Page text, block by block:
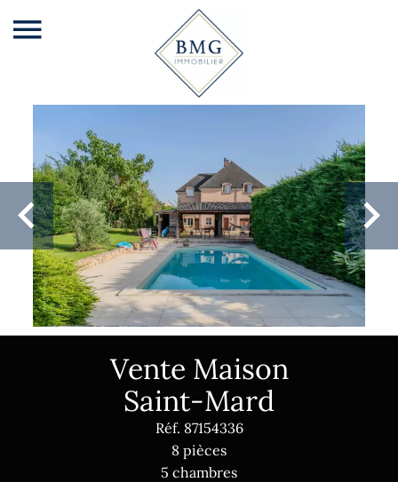
Vente Maison
Saint-Mard
Réf. 87154336
8 pièces
5 chambres